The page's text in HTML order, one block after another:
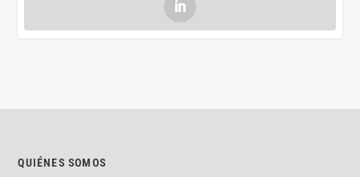
QUIÉNES SOMOS